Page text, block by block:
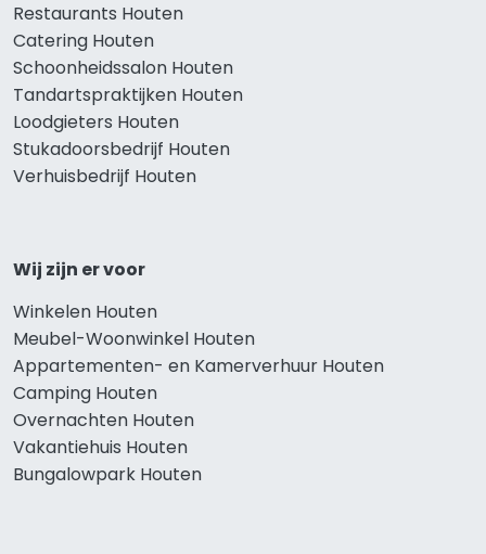
Restaurants Houten
Catering Houten
Schoonheidssalon Houten
Tandartspraktijken Houten
Loodgieters Houten
Stukadoorsbedrijf Houten
Verhuisbedrijf Houten
Wij zijn er voor
Winkelen Houten
Meubel-Woonwinkel Houten
Appartementen- en Kamerverhuur Houten
Camping Houten
Overnachten Houten
Vakantiehuis Houten
Bungalowpark Houten